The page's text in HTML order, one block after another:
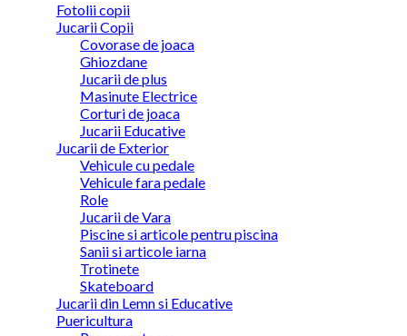
Fotolii copii
Jucarii Copii
Covorase de joaca
Ghiozdane
Jucarii de plus
Masinute Electrice
Corturi de joaca
Jucarii Educative
Jucarii de Exterior
Vehicule cu pedale
Vehicule fara pedale
Role
Jucarii de Vara
Piscine si articole pentru piscina
Sanii si articole iarna
Trotinete
Skateboard
Jucarii din Lemn si Educative
Puericultura